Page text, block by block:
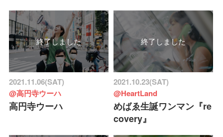
終了しました
2021.11.06(SAT)
@高円寺ウーハ
高円寺ウーハ
終了しました
2021.10.23(SAT)
@HeartLand
めばゑ生誕ワンマン『re
covery』